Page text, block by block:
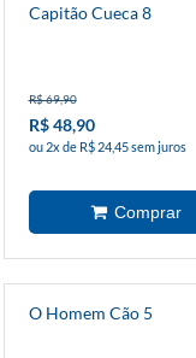
Capitão Cueca 8
R$ 69,90
R$ 48,90
ou 2x de R$ 24,45 sem juros
O Homem Cão 5